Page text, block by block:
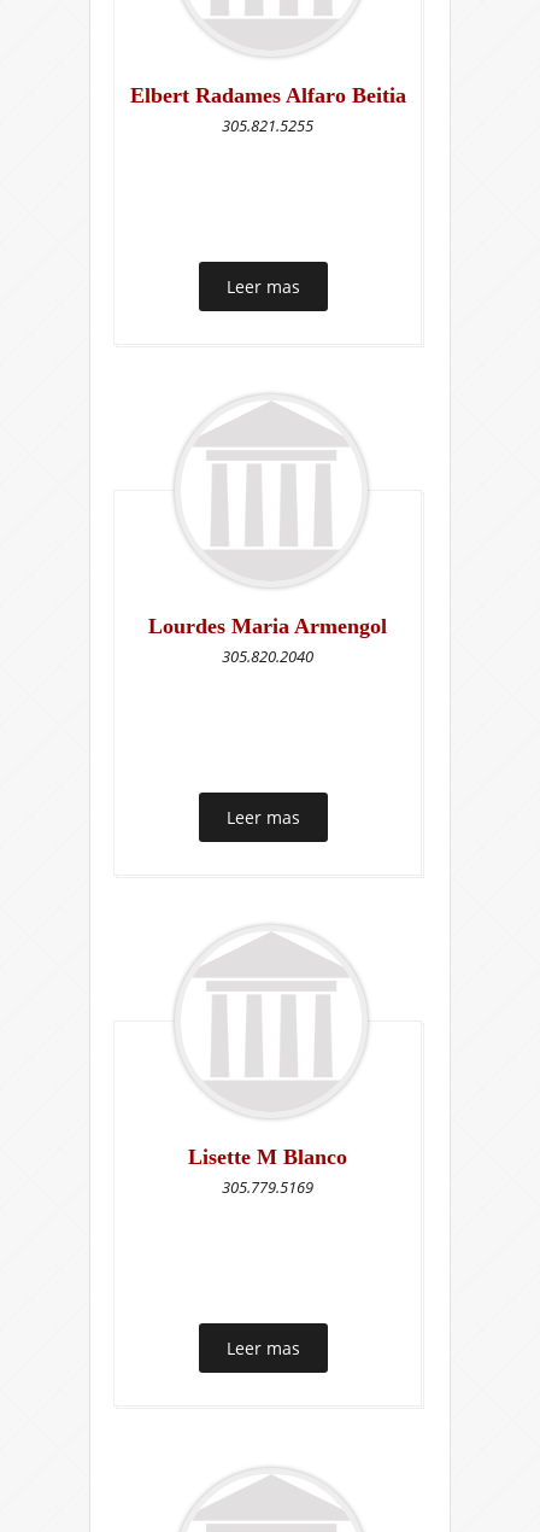
Elbert Radames Alfaro Beitia
305.821.5255
Leer mas
Lourdes Maria Armengol
305.820.2040
Leer mas
Lisette M Blanco
305.779.5169
Leer mas